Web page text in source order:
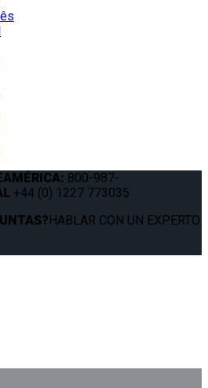
800-987-
+44 (0) 1227 773035
HABLAR CON UN EXPERTO.